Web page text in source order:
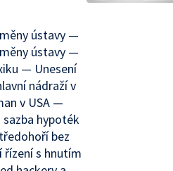
ústavy —
ústavy —
— Unesení
nádraží v
v USA —
hypoték
bez
řízení s hnutím